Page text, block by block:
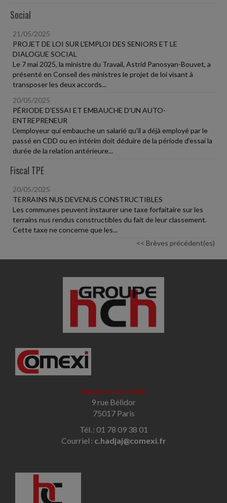
Social
21/05/2025
PROJET DE LOI SUR L'EMPLOI DES SENIORS ET LE
DIALOGUE SOCIAL
Le 7 mai 2025, la ministre du Travail, Astrid Panosyan-Bouvet, a
présenté en Conseil des ministres le projet de loi visant à
transposer les deux accords...
20/05/2025
PÉRIODE D'ESSAI ET EMBAUCHE D'UN AUTO-
ENTREPRENEUR
L'employeur qui embauche un salarié qu'il a déjà employé par le
passé en CDD ou en intérim doit déduire de la période d'essai la
durée de la relation antérieure...
Fiscal TPE
20/05/2025
TERRAINS NUS DEVENUS CONSTRUCTIBLES
Les communes peuvent instaurer une taxe forfaitaire sur les
terrains nus rendus constructibles du fait de leur classement.
Cette taxe ne concerne que les...
<< Brèves précédent(es)
Bureaux de Paris
9 rue Bélidor
75017 Paris
Tél. : 01 78 09 38 01
Courriel : c.hadjaj@comexi.fr